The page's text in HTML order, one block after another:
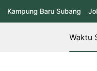
Kampung Baru Subang
Waktu